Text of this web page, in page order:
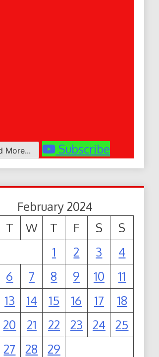
More... Subscribe
February 2024
T W T F S
S
1
2 3
4
6 7 8 9 10
11
13 14 15 16 17
18
20 21 22 23 24
25
27 28 29